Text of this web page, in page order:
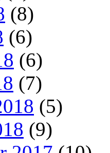
(8)
(6)
(6)
(7)
(5)
(9)